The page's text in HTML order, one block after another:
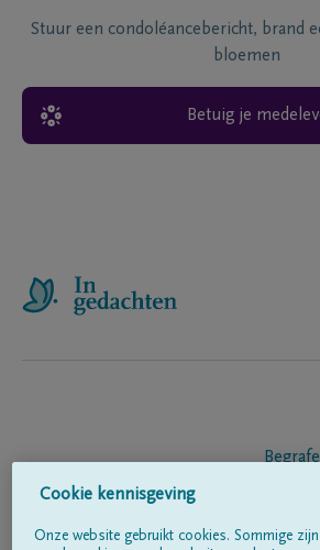
Stuur een condoléancebericht, brand
bloemen
Betuig je
Cookie kennisgeving
Onze website gebruikt cookies. Sommige